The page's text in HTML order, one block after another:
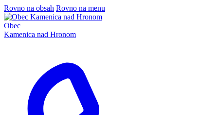
Rovno na obsah Rovno na menu
Obec
Kamenica nad Hronom